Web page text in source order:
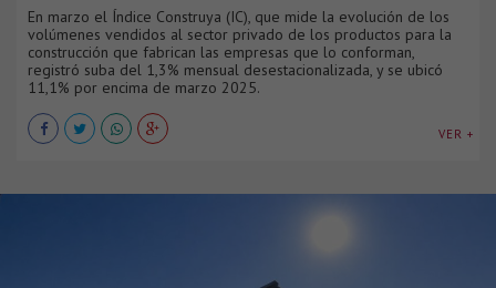
En marzo el Índice Construya (IC), que mide la evolución de los
volúmenes vendidos al sector privado de los productos para la
construcción que fabrican las empresas que lo conforman,
registró suba del 1,3% mensual desestacionalizada, y se ubicó
11,1% por encima de marzo 2025.
VER +